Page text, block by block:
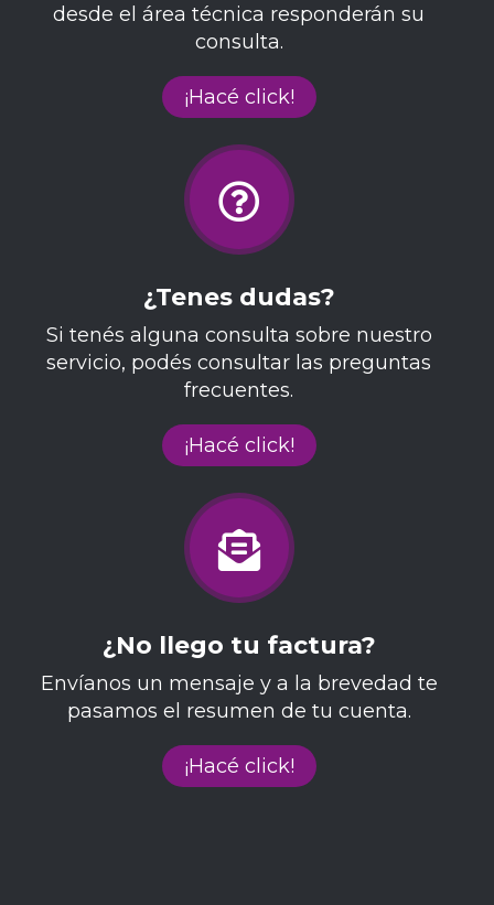
desde el área técnica responderán su
consulta.
¡Hacé click!
¿Tenes dudas?
Si tenés alguna consulta sobre nuestro
servicio, podés consultar las preguntas
frecuentes.
¡Hacé click!
¿No llego tu factura?
Envíanos un mensaje y a la brevedad te
pasamos el resumen de tu cuenta.
¡Hacé click!